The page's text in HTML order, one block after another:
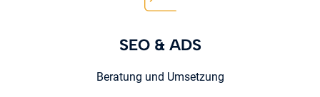
SEO & ADS
Beratung und Umsetzung